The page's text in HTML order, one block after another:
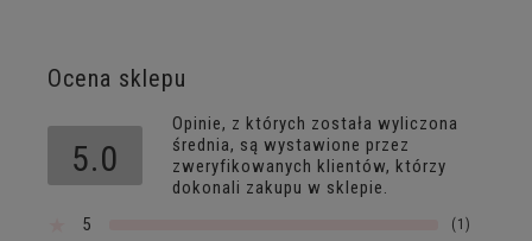
Ocena sklepu
5.0
Opinie, z których została wyliczona
średnia, są wystawione przez
zweryfikowanych klientów, którzy
dokonali zakupu w sklepie.
5
(1)